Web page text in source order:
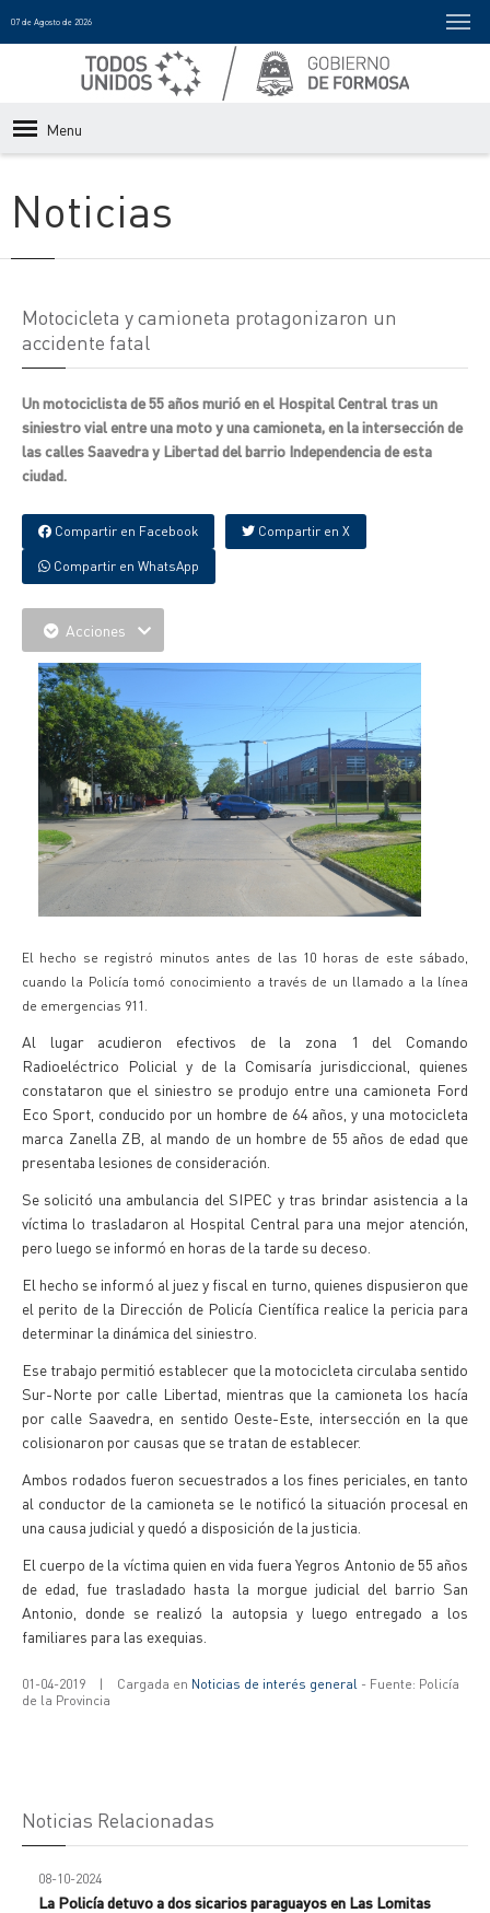
07 de Agosto de 2026
Menu
Noticias
Motocicleta y camioneta protagonizaron un
accidente fatal
Un motociclista de 55 años murió en el Hospital Central tras un
siniestro vial entre una moto y una camioneta, en la intersección de
las calles Saavedra y Libertad del barrio Independencia de esta
ciudad.
Compartir en Facebook Compartir en X
Compartir en WhatsApp
Acciones
El hecho se registró minutos antes de las 10 horas de este sábado,
cuando la Policía tomó conocimiento a través de un llamado a la línea
de emergencias 911.
Al lugar acudieron efectivos de la zona 1 del Comando
Radioeléctrico Policial y de la Comisaría jurisdiccional, quienes
constataron que el siniestro se produjo entre una camioneta Ford
Eco Sport, conducido por un hombre de 64 años, y una motocicleta
marca Zanella ZB, al mando de un hombre de 55 años de edad que
presentaba lesiones de consideración.
Se solicitó una ambulancia del SIPEC y tras brindar asistencia a la
víctima lo trasladaron al Hospital Central para una mejor atención,
pero luego se informó en horas de la tarde su deceso.
El hecho se informó al juez y fiscal en turno, quienes dispusieron que
el perito de la Dirección de Policía Científica realice la pericia para
determinar la dinámica del siniestro.
Ese trabajo permitió establecer que la motocicleta circulaba sentido
Sur-Norte por calle Libertad, mientras que la camioneta los hacía
por calle Saavedra, en sentido Oeste-Este, intersección en la que
colisionaron por causas que se tratan de establecer.
Ambos rodados fueron secuestrados a los fines periciales, en tanto
al conductor de la camioneta se le notificó la situación procesal en
una causa judicial y quedó a disposición de la justicia.
El cuerpo de la víctima quien en vida fuera Yegros Antonio de 55 años
de edad, fue trasladado hasta la morgue judicial del barrio San
Antonio, donde se realizó la autopsia y luego entregado a los
familiares para las exequias.
01-04-2019 | Cargada en Noticias de interés general - Fuente: Policía
de la Provincia
Noticias Relacionadas
08-10-2024
La Policía detuvo a dos sicarios paraguayos en Las Lomitas